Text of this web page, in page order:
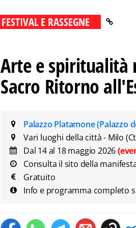
FESTIVAL E RASSEGNE
Arte e spiritualità
Sacro Ritorno
Palazzo Platamone (Palazzo
Vari luoghi della città - Milo
Dal 14 al 18 maggio 2026
Consulta il sito della
Gratuito
Info e programma completo